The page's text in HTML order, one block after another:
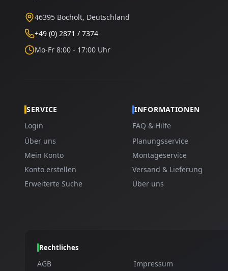
46395 Bocholt, Deutschland
+49 (0) 2871 / 7374
Mo-Fr 8:00 - 17:00 Uhr
SERVICE
Login
Über uns
Mein Konto
Konto erstellen
Erweiterte Suche
INFORMATIONEN
FAQ & Hilfe
Planungsservice
Montageservice
Versand & Lieferung
Über uns
Rechtliches
AGB Impressum